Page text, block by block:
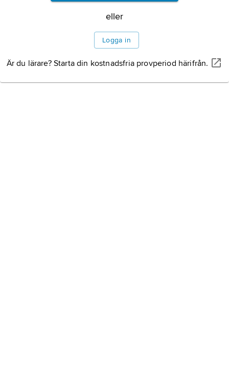
eller
Logga in
Är du lärare? Starta din kostnadsfria provperiod härifrån.